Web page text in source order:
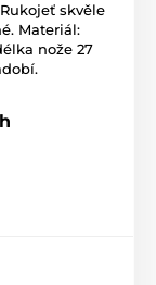
skvěle
Materiál:
nože 27